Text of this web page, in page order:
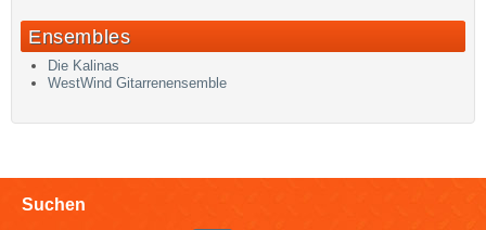
Ensembles
Die Kalinas
WestWind Gitarrenensemble
Suchen